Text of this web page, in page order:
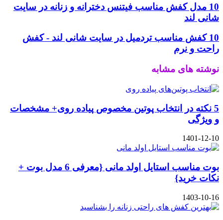
10 مدل کفش مناسب فیتنس دخترانه و زنانه در سایت
شانی لند
10 کفش مناسب تردمیل در سایت شانی لند - کفش
راحت و نرم
نوشته های مشابه
5 نکته در انتخاب پوتین مخصوص پیاده روی+ مشخصات
و ویژگی
1401-12-10
بوت مناسب استایل اولد مانی {معرفی 6 مدل بوت +
نکات خرید}
1403-10-16